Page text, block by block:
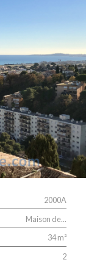
2000A
Maison de...
34 m²
2